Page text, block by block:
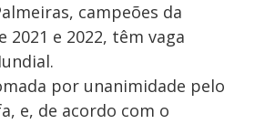
campeões da
2021 e 2022, têm vaga
por unanimidade pelo
e, de acordo com o